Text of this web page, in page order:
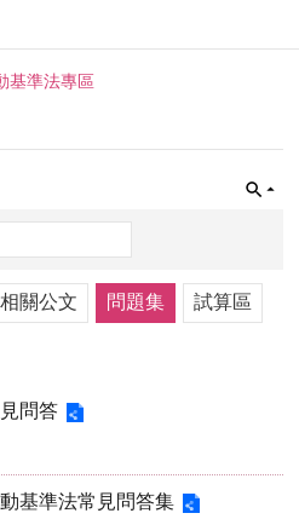
基準法專區
關公文 問題集 試算區
問答
基準法常見問答集